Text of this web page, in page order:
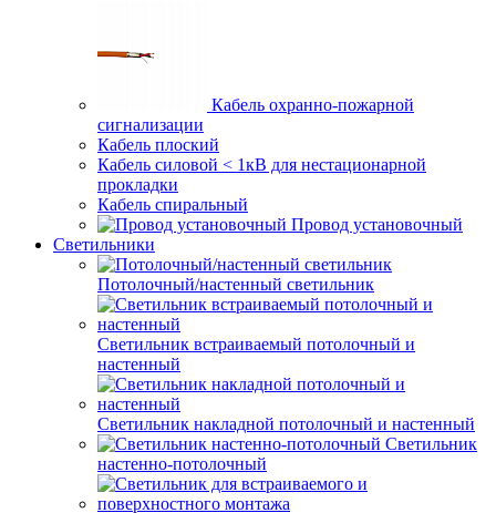
Кабель охранно-пожарной
сигнализации
Кабель плоский
Кабель силовой < 1кВ для нестационарной
прокладки
Кабель спиральный
Провод установочный
Светильники
Потолочный/настенный светильник
Светильник встраиваемый потолочный и
настенный
Светильник накладной потолочный и настенный
Светильник
настенно-потолочный